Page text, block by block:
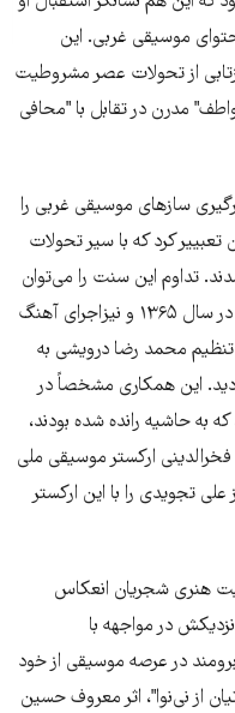
موسیقی غربی. این
از تحولات عصر مشروطیت
مدرن در تقابل با "محافی
سازهای موسیقی غربی را
کرد که با سیر تحولات
تداوم این سنت را می‌توان
در بزم‌های خصوصی او با حبیب الله بدیعی در سال ۱۳۶۵ و نیزاجرای آهنگ
محمد رضا درویشی به
همراه پیانوی جواد معروفی در سال ۱۳۷۴ دید. این همکاری مشخصاً در
به حاشیه رانده شده بودند،
ارکستر موسیقی ملی
علی تجویدی را با این ارکستر
هنری شجریان انعکاس
در مواجهه با
در عرصه موسیقی از خود
از نی‌نوا"، اثر معروف حسین